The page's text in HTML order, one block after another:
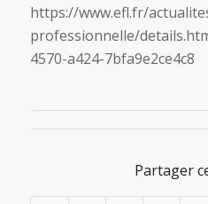
https://www.efl.fr/
professionnelle/
4570-a424-7bfa9e2ce4c8
Partager